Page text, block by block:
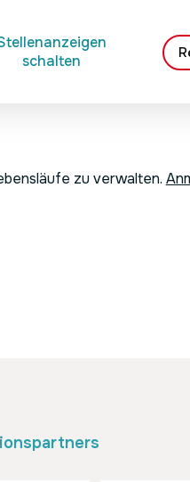
schalten
zu verwalten.